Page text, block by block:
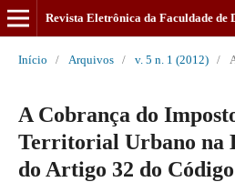
Revista Eletrônica da Faculdade de
Início / Arquivos / v. 5 n. 1 (2012) /
A Cobrança do
Territorial Urbano na
do Artigo 32 do